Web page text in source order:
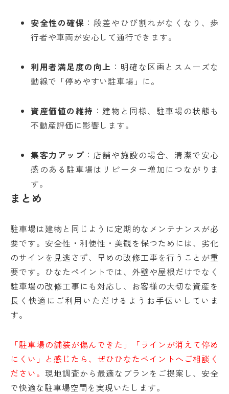
安全性の確保 ：段差やひび割れがなくなり、歩
行者や車両が安心して通行できます。
利用者満足度の向上 ：明確な区画とスムーズな
動線で「停めやすい駐車場」に。
資産価値の維持 ：建物と同様、駐車場の状態も
不動産評価に影響します。
集客力アップ ：店舗や施設の場合、清潔で安心
感のある駐車場はリピーター増加につながりま
す。
まとめ
駐車場は建物と同じように定期的なメンテナンスが必
要です。安全性・利便性・美観を保つためには、劣化
のサインを見逃さず、早めの改修工事を行うことが重
要です。ひなたペイントでは、外壁や屋根だけでなく
駐車場の改修工事にも対応し、お客様の大切な資産を
長く快適にご利用いただけるようお手伝いしていま
す。
「駐車場の舗装が傷んできた」「ラインが消えて停め
にくい」と感じたら、ぜひひなたペイントへご相談く
ださい。現地調査から最適なプランをご提案し、安全
で快適な駐車場空間を実現いたします。